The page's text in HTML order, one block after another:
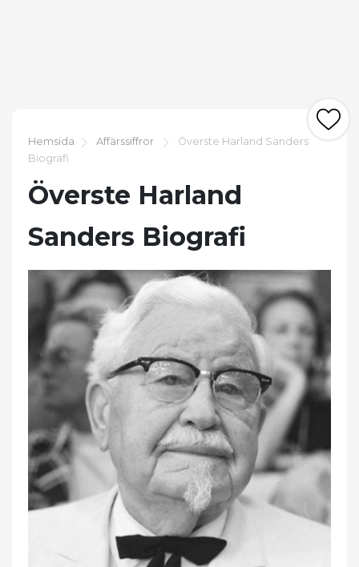
Hemsida Affärssiffror
Överste Harland Sanders
Biografi
Överste Harland
Sanders Biografi